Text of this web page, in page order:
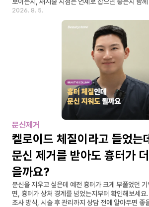
2026. 8. 5.
문신제거
켈로이드 체질이라고 들었는
문신 제거를 받아도 흉터가
을까요?
문신을 지우고 싶은데 예전 흉터가 크게 부풀었던
면, 흉터가 상처 경계를 넘었는지부터 확인해보세요
조사 방식, 시술 후 관리까지 상담 전에 알아두면 좋